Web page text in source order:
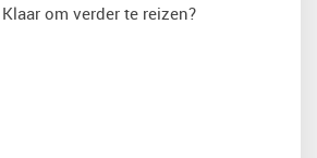
om verder te reizen?